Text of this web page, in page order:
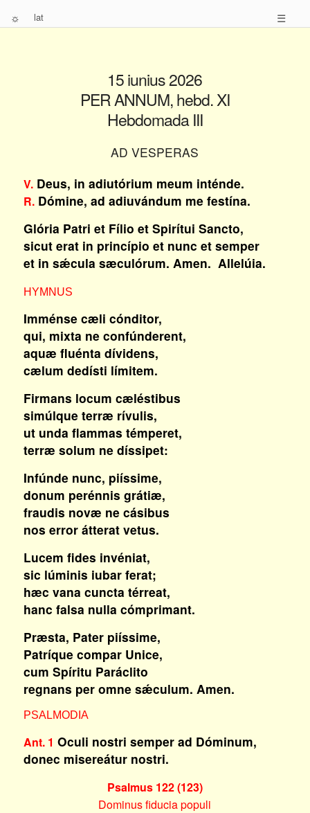
☼ lat ☰
15 iunius 2026
PER ANNUM, hebd. XI
Hebdomada III
AD VESPERAS
V.Deus, in adiutórium meum inténde.
R.Dómine, ad adiuvándum me festína.
Glória Patri et Fílio et Spirítui Sancto,
sicut erat in princípio et nunc et semper
et in sǽcula sæculórum. Amen. Allelúia.
HYMNUS
Imménse cæli cónditor,
qui, mixta ne confúnderent,
aquæ fluénta dívidens,
cælum dedísti límitem.
Firmans locum cæléstibus
simúlque terræ rívulis,
ut unda flammas témperet,
terræ solum ne díssipet:
Infúnde nunc, piíssime,
donum perénnis grátiæ,
fraudis novæ ne cásibus
nos error átterat vetus.
Lucem fides invéniat,
sic lúminis iubar ferat;
hæc vana cuncta térreat,
hanc falsa nulla cómprimant.
Præsta, Pater piíssime,
Patríque compar Unice,
cum Spíritu Paráclito
regnans per omne sǽculum. Amen.
PSALMODIA
Ant. 1 Oculi nostri semper ad Dóminum,
donec misereátur nostri.
Psalmus 122 (123)
Dominus fiducia populi